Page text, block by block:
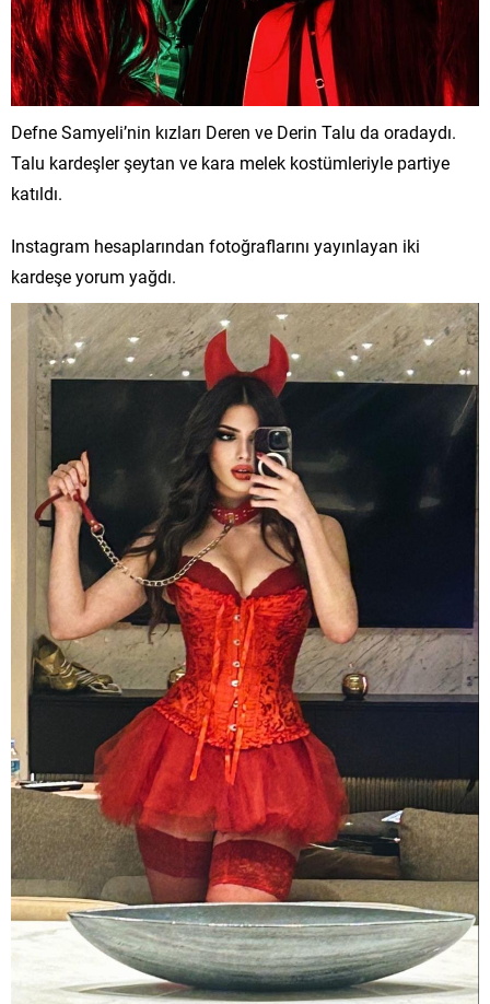
Defne Samyeli’nin kızları Deren ve Derin Talu da oradaydı.
Talu kardeşler şeytan ve kara melek kostümleriyle partiye
katıldı.
Instagram hesaplarından fotoğraflarını yayınlayan iki
kardeşe yorum yağdı.